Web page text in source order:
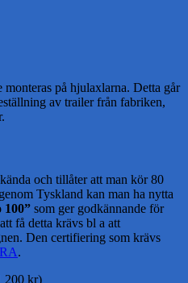
på hjulaxlarna. Detta går
av trailer från fabriken,
och tillåter att man kör 80
Tyskland kan man ha nytta
100” som ger godkännande för
få detta krävs bl a att
Den certifiering som krävs
.
200 kr)